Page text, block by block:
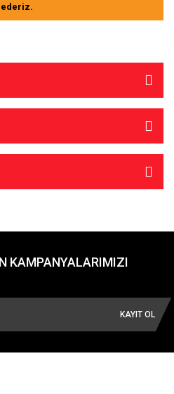
ederiz.
KAMPANYALARIMIZI
KAYIT OL